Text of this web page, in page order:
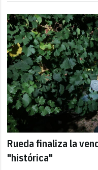
Rueda finaliza la
"histórica"